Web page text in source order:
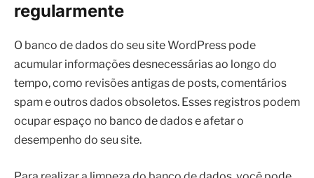
regularmente
O banco de dados do seu site WordPress pode
acumular informações desnecessárias ao longo do
tempo, como revisões antigas de posts, comentários
spam e outros dados obsoletos. Esses registros podem
ocupar espaço no banco de dados e afetar o
desempenho do seu site.